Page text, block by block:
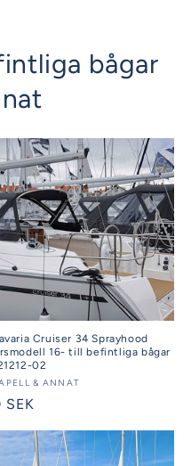
bågar
Cruiser 34 Sprayhood
16- till befintliga bågar
02
& ANNAT
SEK